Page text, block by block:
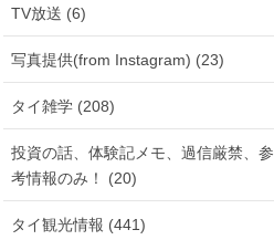
TV放送 (6)
写真提供(from Instagram) (23)
タイ雑学 (208)
投資の話、体験記メモ、過信厳禁、参
考情報のみ！ (20)
タイ観光情報 (441)